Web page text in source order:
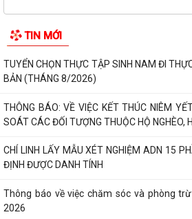
TIN MỚI
TUYỂN CHỌN THỰC TẬP SINH NAM ĐI
BẢN (THÁNG 8/2026)
THÔNG BÁO: VỀ VIỆC KẾT THÚC NIÊM
SOÁT CÁC ĐỐI TƯỢNG THUỘC HỘ NGHÈO,
CHÍ LINH LẤY MẪU XÉT NGHIỆM ADN 15
ĐỊNH ĐƯỢC DANH TÍNH
Thông báo về việc chăm sóc và phòng
2026